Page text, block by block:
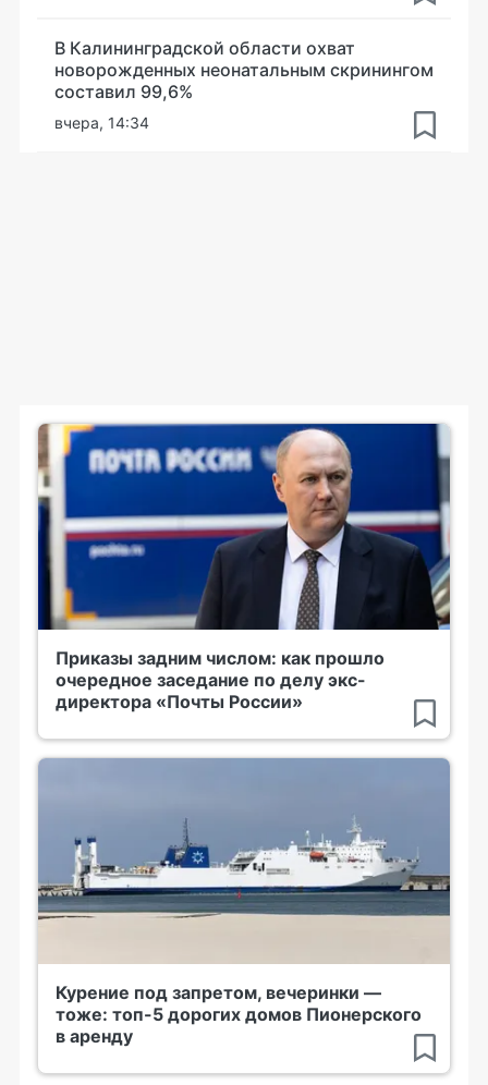
В Калининградской области охват
новорожденных неонатальным скринингом
составил 99,6%
вчера, 14:34
Приказы задним числом: как прошло
очередное заседание по делу экс-
директора «Почты России»
Курение под запретом, вечеринки —
тоже: топ-5 дорогих домов Пионерского
в аренду